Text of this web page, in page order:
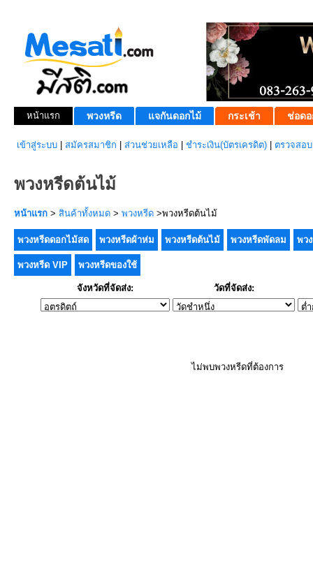
หน้าแรก พวงหรีด แจกันดอกไม้ กระเช้า ช่อดอ
เข้าสู่ระบบ สมัครสมาชิก ส่วนช่วยเหลือ ชำระเงิน(บัตรเครดิต) ตรวจสอ
พวงหรีดต้นไม้
หน้าแรก > สินค้าทั้งหมด > พวงหรีด >พวงหรีดต้นไม้
พวงหรีดดอกไม้สด พวงหรีดผ้าห่ม พวงหรีดต้นไม้ พวงหรีดพัดลม พว
พวงหรีด VIP พวงหรีดของใช้
จังหวัดที่จัดส่ง: วัดที่จัดส่ง:
ไม่พบพวงหรีดที่ต้องการ